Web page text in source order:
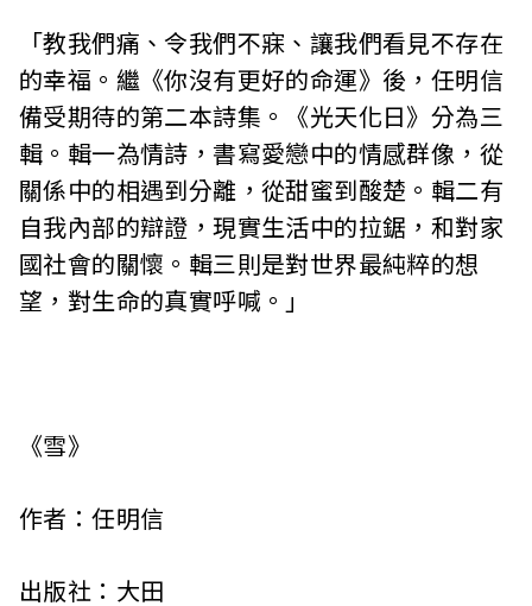
「教我們痛、令我們不寐、讓我們看見不存在
的幸福。繼《你沒有更好的命運》後，任明信
備受期待的第二本詩集。《光天化日》分為三
輯。輯一為情詩，書寫愛戀中的情感群像，從
關係中的相遇到分離，從甜蜜到酸楚。輯二有
自我內部的辯證，現實生活中的拉鋸，和對家
國社會的關懷。輯三則是對世界最純粹的想
望，對生命的真實呼喊。」
《雪》
作者：任明信
出版社：大田